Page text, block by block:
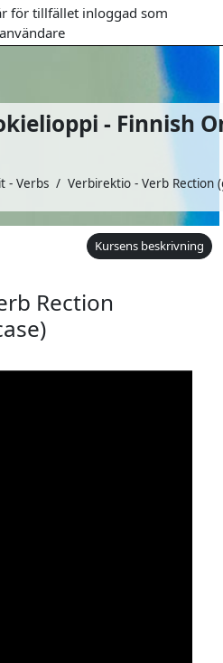
för tillfället inloggad som
- Finnish
- Verbs
Kursens beskrivning
Rection